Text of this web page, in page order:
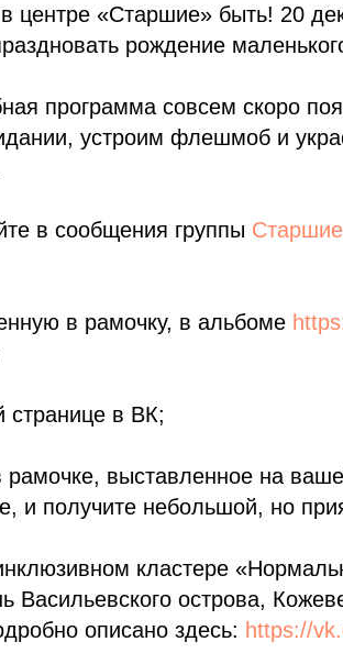
центре «Старшие» быть! 20
рождение
программа совсем скоро
устроим флешмоб и
в сообщения группы
в рамочку, в альбоме
странице в ВК;
выставленное на
и получите небольшой, но
кластере
Васильевского острова,
описано здесь: https://